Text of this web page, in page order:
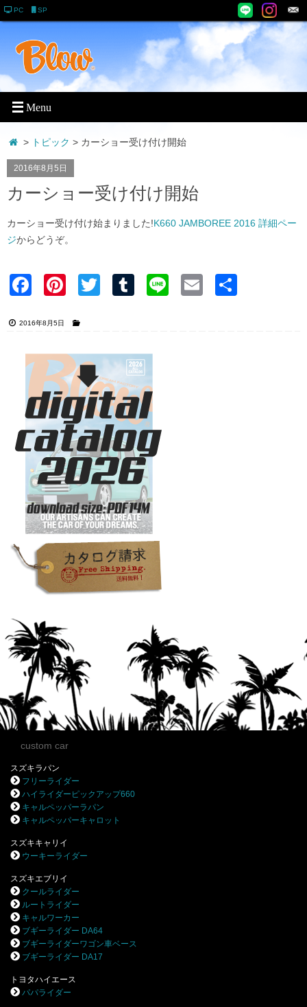
PC SP
> トピック > カーショー受け付け開始
2016年8月5日
カーショー受け付け開始
カーショー受け付け始まりました!K660 JAMBOREE 2016 詳細ペー
ジからどうぞ。
Faceb Pinter Twitter Tumblr Line Email
2016年8月5日
custom car
スズキラパン
フリーライダー
ハイライダーピックアップ660
キャルペッパーラパン
キャルペッパーキャロット
スズキキャリイ
ウーキーライダー
スズキエブリイ
クールライダー
ルートライダー
キャルワーカー
ブギーライダー DA64
ブギーライダーワゴン車ベース
ブギーライダー DA17
トヨタハイエース
パパライダー